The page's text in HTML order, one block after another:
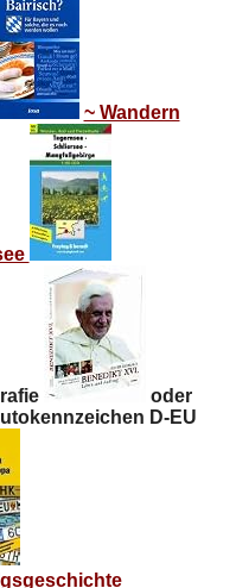
~ Wandern
oder
D-EU